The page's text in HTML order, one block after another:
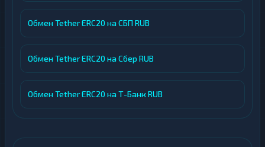
Обмен Tether ERC20 на СБП RUB
Обмен Tether ERC20 на Сбер RUB
Обмен Tether ERC20 на Т-Банк RUB